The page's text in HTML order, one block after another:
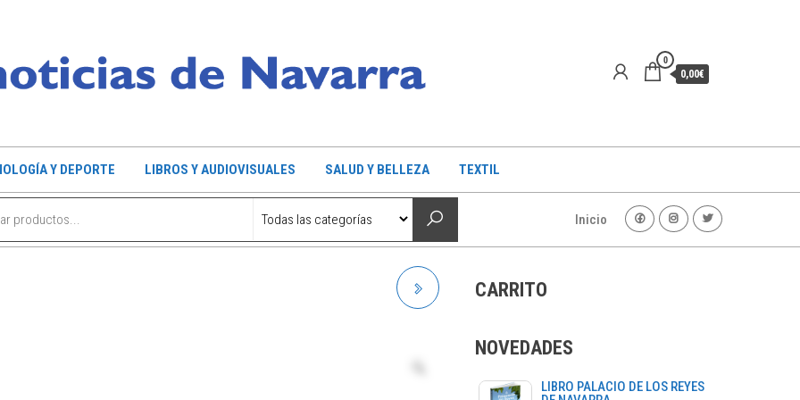
0
0,00€
Y DEPORTE LIBROS Y AUDIOVISUALES SALUD Y BELLEZA TEXTIL
Inicio
MINIRADIO A PILAS ELBE CARRITO
NOVEDADES
LIBRO PALACIO DE LOS REYES